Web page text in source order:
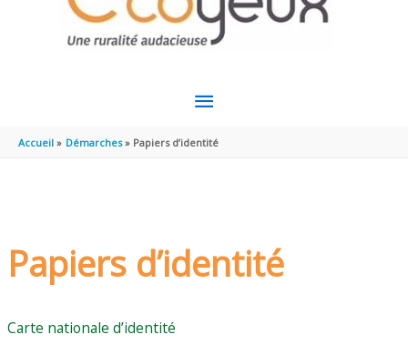
MENU
PRINCIPAL
Accueil Démarches Papiers d’identité
Papiers d’identité
Carte nationale d’identité